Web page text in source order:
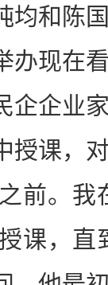
均和陈
办现在
企企业
授课，
前。我
课，直